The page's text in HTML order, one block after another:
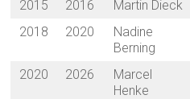
2015 2016 Martin Dieck
2018
2020
Nadine
Berning
2020 2026
Marcel
Henke